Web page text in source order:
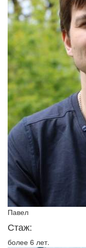
Павел
Стаж:
более 6 лет.